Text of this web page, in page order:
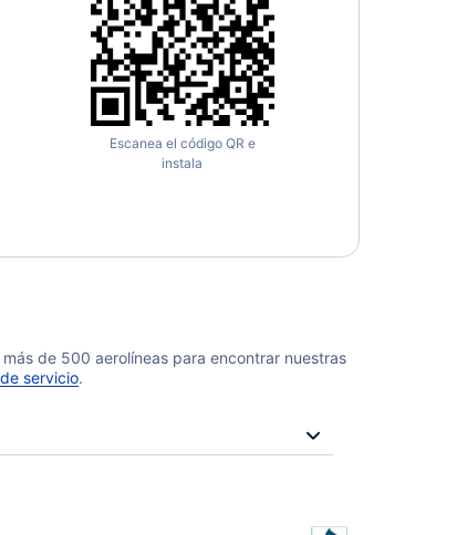
Escanea el código QR e
instala
de 500 aerolíneas para encontrar nuestras
servicio.